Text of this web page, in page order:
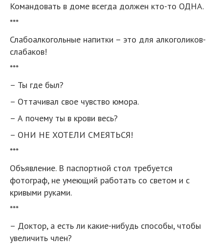
Командовать в доме всегда должен кто-то ОДНА.
***
Слабоалкогольные напитки – это для алкоголиков-
слабаков!
***
– Ты где был?
– Оттачивал свое чувство юмора.
– А почему ты в крови весь?
– ОНИ НЕ ХОТЕЛИ СМЕЯТЬСЯ!
***
Объявление. В паспортной стол требуется
фотограф, не умеющий работать со светом и с
кривыми руками.
***
– Доктор, а есть ли какие-нибудь способы, чтобы
увеличить член?